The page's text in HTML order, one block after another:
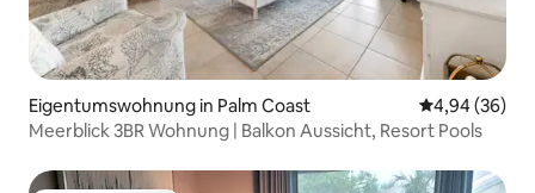
Eigentumswohnung in Palm Coast
4,94 (36)
Meerblick 3BR Wohnung | Balkon Aussicht, Resort Pools